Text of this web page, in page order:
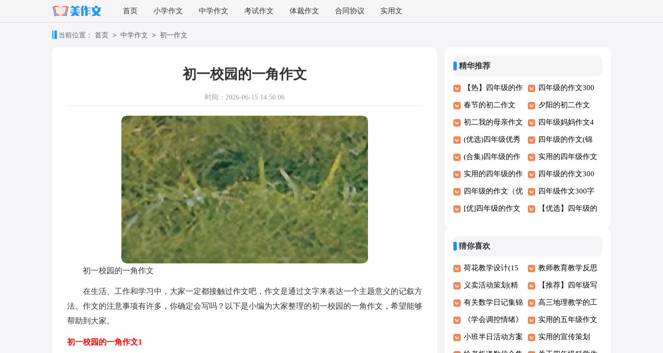
首页 小学作文 中学作文 考试作文 体裁作文 合同协议 实用文
当前位置： 首页 > 中学作文 > 初一作文
初一校园的一角作文
时间：2026-06-15 14:50:06
初一校园的一角作文
在生活、工作和学习中，大家一定都接触过作文吧，作文是通过文字来表达一个主题意义的记叙方
法。作文的注意事项有许多，你确定会写吗？以下是小编为大家整理的初一校园的一角作文，希望能够
帮助到大家。
初一校园的一角作文1
精华推荐
【热】四年级的作
文5篇
四年级的作文300
字汇总9篇
春节的初二作文
（优秀）
夕阳的初二作文
初二我的母亲作文
3篇(优秀)
四年级妈妈作文4
篇[推荐]
(优选)四年级优秀
作文
四年级的作文(锦
集5篇)
(合集)四年级的作
文300字
实用的四年级作文
300字6篇（优选）
实用的四年级的作
文6篇（优秀）
四年级的作文300
字精品8篇
四年级的作文（优
选7篇）
四年级作文300字
【必备】
[优]四年级的作文 【优选】四年级的
猜你喜欢
荷花教学设计(15
篇)
教师教育教学反思
义卖活动策划(精
选15篇)
【推荐】四年级写
景作文汇编九篇
有关数学日记集锦
7篇
高三地理教学的工
作总结
《学会调控情绪》
教学反思
实用的五年级作文
4篇
小班半日活动方案 实用的宣传策划